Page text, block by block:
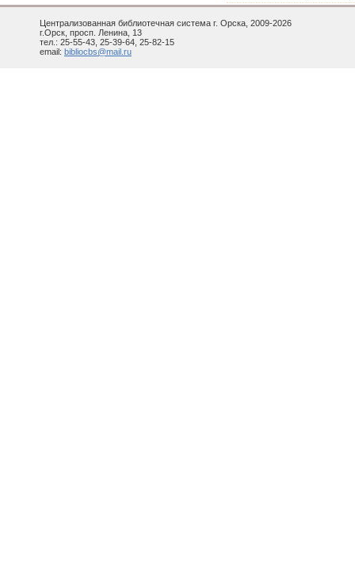
Централизованная библиотечная система г. Орска, 2009-2026
г.Орск, просп. Ленина, 13
тел.: 25-55-43, 25-39-64, 25-82-15
email: bibliocbs@mail.ru